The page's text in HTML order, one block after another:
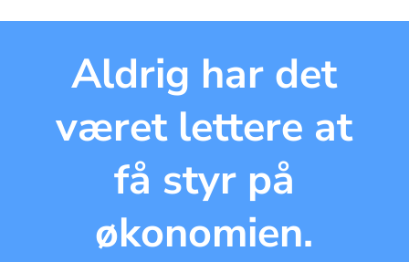
Aldrig har det
været lettere at
få styr på
økonomien.